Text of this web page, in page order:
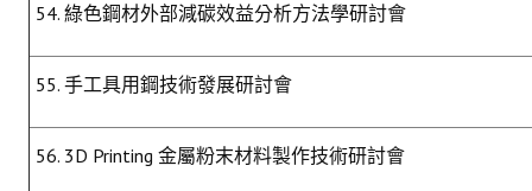
54. 綠色鋼材外部減碳效益分析方法學研討會
55. 手工具用鋼技術發展研討會
56. 3D Printing 金屬粉末材料製作技術研討會